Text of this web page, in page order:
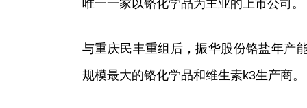
唯一一家以铬化学品为主业的上市公司。
与重庆民丰重组后，振华股份铬盐年产
规模最大的铬化学品和维生素k3生产商。